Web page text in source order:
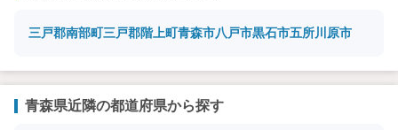
三戸郡南部町三戸郡階上町青森市八戸市黒石市五所川原市
青森県近隣の都道府県から探す